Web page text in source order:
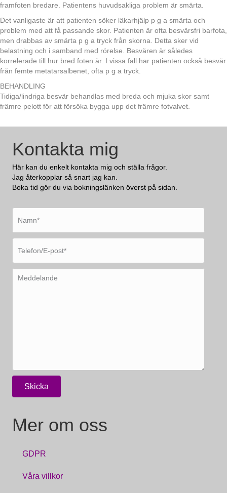
framfoten bredare. Patientens huvudsakliga problem är smärta.
Det vanligaste är att patienten söker läkarhjälp p g a smärta och
problem med att få passande skor. Patienten är ofta besvärsfri barfota,
men drabbas av smärta p g a tryck från skorna. Detta sker vid
belastning och i samband med rörelse. Besvären är således
korrelerade till hur bred foten är. I vissa fall har patienten också besvär
från femte metatarsalbenet, ofta p g a tryck.
BEHANDLING
Tidiga/lindriga besvär behandlas med breda och mjuka skor samt
främre pelott för att försöka bygga upp det främre fotvalvet.
Kontakta mig
Här kan du enkelt kontakta mig och ställa frågor.
Jag återkopplar så snart jag kan.
Boka tid gör du via bokningslänken överst på sidan.
Mer om oss
GDPR
Våra villkor